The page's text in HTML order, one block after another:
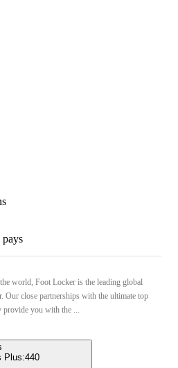
world, Foot Locker is the leading global
Our close partnerships with the ultimate top
provide you with the ...
Plus:440